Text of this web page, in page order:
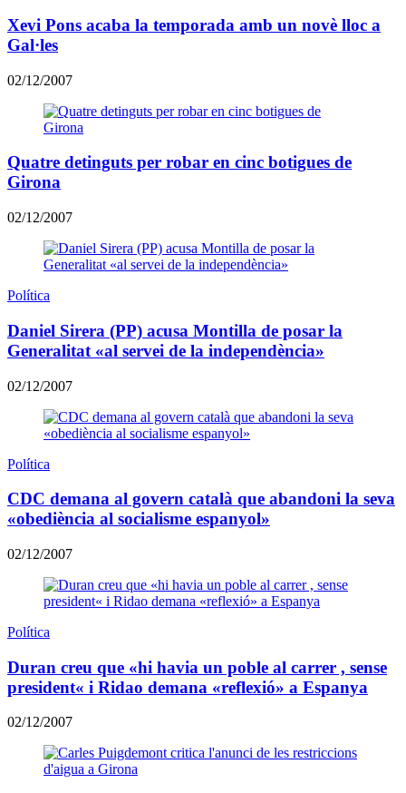
Xevi Pons acaba la temporada amb un novè lloc a
Gal·les
02/12/2007
Quatre detinguts per robar en cinc botigues de
Girona
02/12/2007
Política
Daniel Sirera (PP) acusa Montilla de posar la
Generalitat «al servei de la independència»
02/12/2007
Política
CDC demana al govern català que abandoni la seva
«obediència al socialisme espanyol»
02/12/2007
Política
Duran creu que «hi havia un poble al carrer , sense
president« i Ridao demana «reflexió» a Espanya
02/12/2007